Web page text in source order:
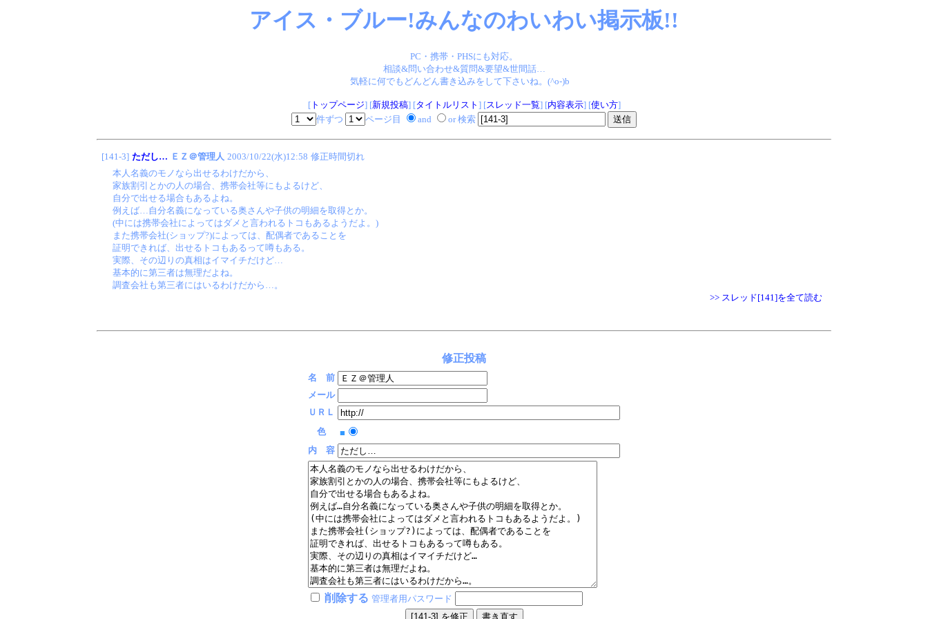
アイス・ブルー!みんなのわいわい掲示板!!
PC・携帯・PHSにも対応。
相談&問い合わせ&質問&要望&世間話…
気軽に何でもどんどん書き込みをして下さいね。(^o-)b
[トップページ] [新規投稿] [タイトルリスト ] [スレッド一覧] [内容表示] [使い方]
件ずつ
ページ目 and or 検索
[141-3] ただし… ＥＺ＠管理人 2003/10/22(水)12:58 修正時間切れ
本人名義のモノなら出せるわけだから、
家族割引とかの人の場合、携帯会社等にもよるけど、
自分で出せる場合もあるよね。
例えば…自分名義になっている奥さんや子供の明細を取得とか。
(中には携帯会社によってはダメと言われるトコもあるようだよ。)
また携帯会社(ショップ?)によっては、配偶者であることを
証明できれば、出せるトコもあるって噂もある。
実際、その辺りの真相はイマイチだけど…
基本的に第三者は無理だよね。
調査会社も第三者にはいるわけだから…。
>> スレッド[141]を全て読む
修正投稿
名 前
メール
ＵＲＬ
色
■
内 容
削除する 管理者用パスワード